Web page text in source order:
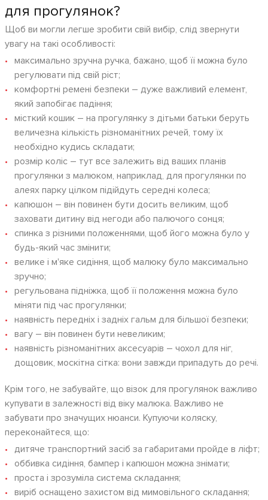
для прогулянок?
Щоб ви могли легше зробити свій вибір, слід звернути
увагу на такі особливості:
максимально зручна ручка, бажано, щоб її можна було
регулювати під свій ріст;
комфортні ремені безпеки – дуже важливий елемент,
який запобігає падіння;
місткий кошик – на прогулянку з дітьми батьки беруть
величезна кількість різноманітних речей, тому їх
необхідно кудись складати;
розмір коліс – тут все залежить від ваших планів
прогулянки з малюком, наприклад, для прогулянки по
алеях парку цілком підійдуть середні колеса;
капюшон – він повинен бути досить великим, щоб
заховати дитину від негоди або палючого сонця;
спинка з різними положеннями, щоб його можна було у
будь-який час змінити;
велике і м'яке сидіння, щоб малюку було максимально
зручно;
регульована підніжка, щоб її положення можна було
міняти під час прогулянки;
наявність передніх і задніх гальм для більшої безпеки;
вагу – він повинен бути невеликим;
наявність різноманітних аксесуарів – чохол для ніг,
дощовик, москітна сітка: вони завжди припадуть до речі.
Крім того, не забувайте, що візок для прогулянок важливо
купувати в залежності від віку малюка. Важливо не
забувати про значущих нюанси. Купуючи коляску,
переконайтеся, що:
дитяче транспортний засіб за габаритами пройде в ліфт;
оббивка сидіння, бампер і капюшон можна знімати;
проста і зрозуміла система складання;
виріб оснащено захистом від мимовільного складання;